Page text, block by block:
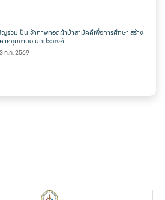
ญร่วมเป็นเจ้าภาพทอดผ้าป่าสามัคคีเพื่อการศึกษา สร้าง
าคลุมลานอเนกประสงค์
ก.ค. 2569